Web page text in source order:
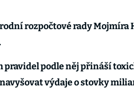
rozpočtové rady Mojmíra
pravidel podle něj přináší
výdaje o stovky